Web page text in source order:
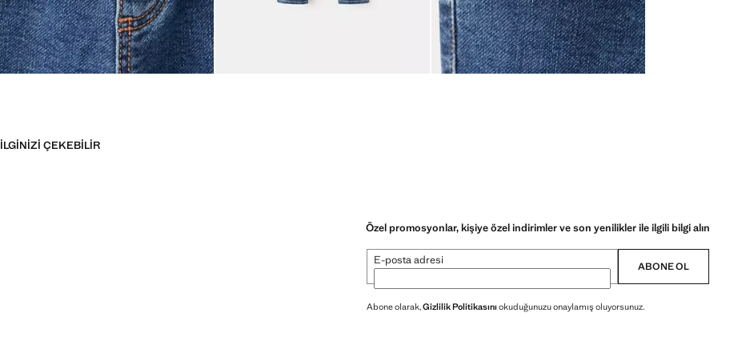
İLGINIZI ÇEKEBILIR
Özel promosyonlar, kişiye özel indirimler ve son yenilikler ile ilgili bilgi alın
E-posta adresi ABONE OL
Abone olarak,Gizlilik Politikasını okuduğunuzu onaylamış oluyorsunuz.